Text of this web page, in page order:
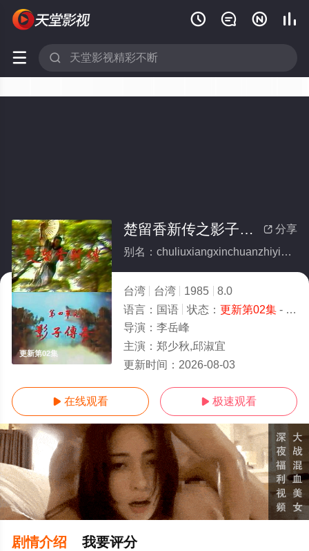
   
 
更新第02集
 分享
楚留香新传之影子传奇
别名：chuliuxiangxinchuanzhiyingzichuanqi
台湾 台湾 1985
8.0
语言： 国语 状态： 更新第02集- 免费在线观看
导演： 李岳峰
主演： 郑少秋,邱淑宜
更新时间： 2026-08-03
 在线观看  极速观看
剧情介绍 我要评分